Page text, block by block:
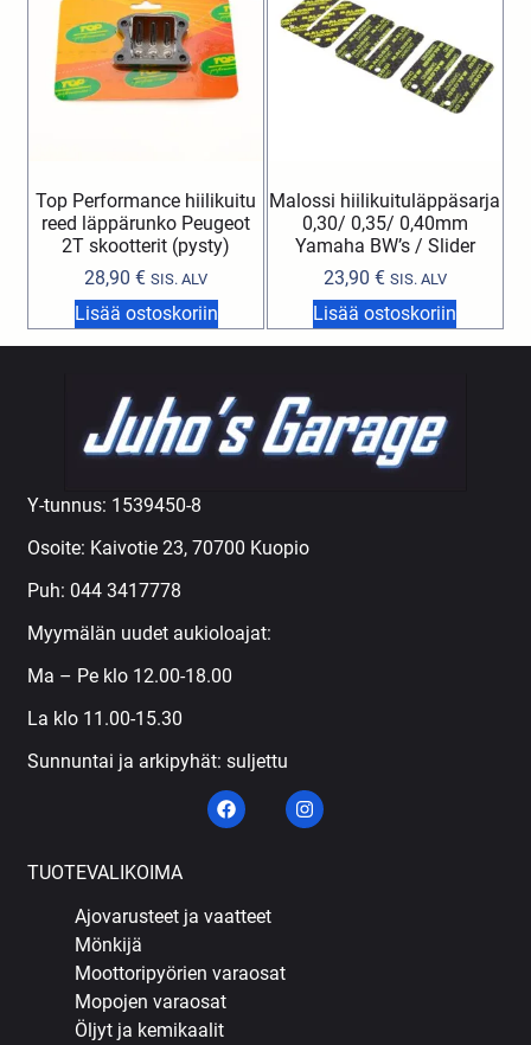
Top Performance hiilikuitu
reed läppärunko Peugeot
2T skootterit (pysty)
28,90€ SIS. ALV
Lisää ostoskoriin
Malossi hiilikuituläppäsarja
0,30/ 0,35/ 0,40mm
Yamaha BW’s / Slider
23,90 € SIS. ALV
Lisää ostoskoriin
Y-tunnus: 1539450-8
Osoite: Kaivotie 23, 70700 Kuopio
Puh: 044 3417778
Myymälän uudet aukioloajat:
Ma – Pe klo 12.00-18.00
La klo 11.00-15.30
Sunnuntai ja arkipyhät: suljettu
TUOTEVALIKOIMA
Ajovarusteet ja vaatteet
Mönkijä
Moottoripyörien varaosat
Mopojen varaosat
Öljyt ja kemikaalit